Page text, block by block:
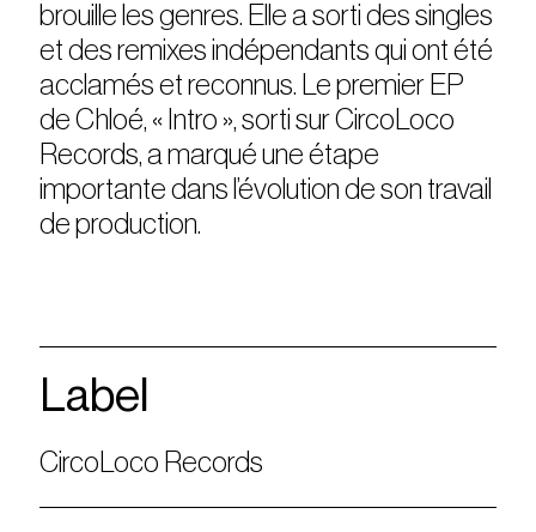
brouille les genres. Elle a sorti des singles
et des remixes indépendants qui ont été
acclamés et reconnus. Le premier EP
de Chloé, « Intro », sorti sur CircoLoco
Records, a marqué une étape
importante dans l’évolution de son travail
de production.
Label
CircoLoco Records